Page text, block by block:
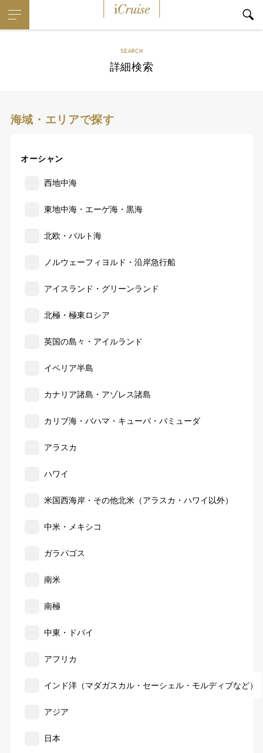
SEARCH
詳細検索
海域・エリアで探す
オーシャン
西地中海
東地中海・エーゲ海・黒海
北欧・バルト海
ノルウェーフィヨルド・沿岸急行船
アイスランド・グリーンランド
北極・極東ロシア
英国の島々・アイルランド
イベリア半島
カナリア諸島・アゾレス諸島
カリブ海・バハマ・キューバ・バミューダ
アラスカ
ハワイ
米国西海岸・その他北米（アラスカ・ハワイ以外）
中米・メキシコ
ガラパゴス
南米
南極
中東・ドバイ
アフリカ
インド洋（マダガスカル・セーシェル・モルディブなど）
アジア
日本